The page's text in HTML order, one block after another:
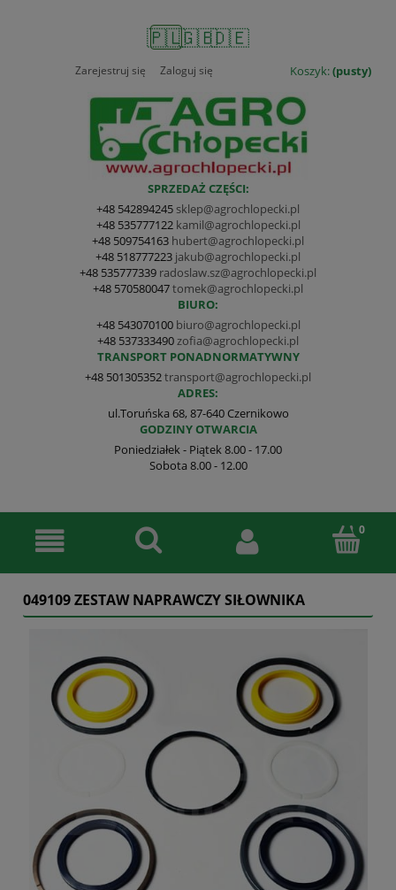
🇵🇱🇬🇧🇩🇪
Koszyk:(pusty)
Zarejestruj się Zaloguj się
SPRZEDAŻ CZĘŚCI:
+48 542894245 sklep@agrochlopecki.pl
+48 535777122 kamil@agrochlopecki.pl
+48 509754163 hubert@agrochlopecki.pl
+48 518777223 jakub@agrochlopecki.pl
+48 535777339 radoslaw.sz@agrochlopecki.pl
+48 570580047tomek@agrochlopecki.pl
BIURO:
+48 543070100 biuro@agrochlopecki.pl
+48 537333490 zofia@agrochlopecki.pl
TRANSPORT PONADNORMATYWNY
+48 501305352transport@agrochlopecki.pl
ADRES:
ul.Toruńska 68, 87-640 Czernikowo
GODZINY OTWARCIA
Poniedziałek - Piątek 8.00 - 17.00
Sobota 8.00 - 12.00
049109 ZESTAW NAPRAWCZY SIŁOWNIKA